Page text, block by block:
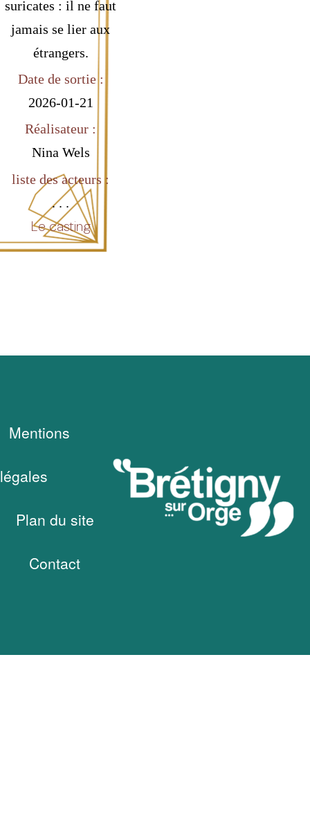
suricates : il ne faut
jamais se lier aux
étrangers.
Date de sortie :
2026-01-21
Réalisateur :
Nina Wels
liste des acteurs :
. . .
Le casting
Mentions
légales
Plan du site
Contact